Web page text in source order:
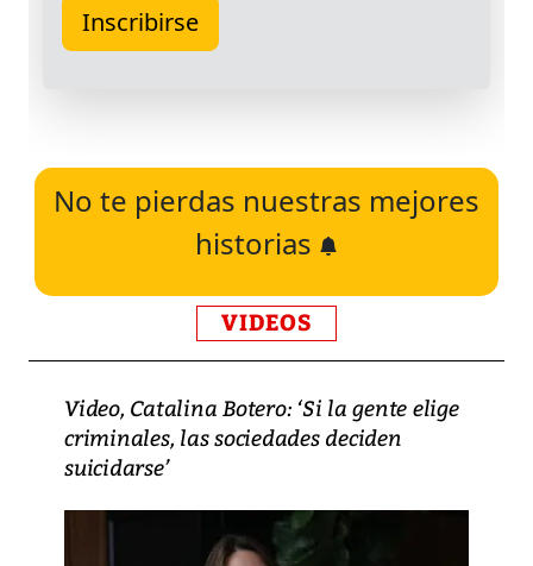
No te pierdas nuestras mejores
historias
VIDEOS
Video, Catalina Botero: ‘Si la gente elige
criminales, las sociedades deciden
suicidarse’